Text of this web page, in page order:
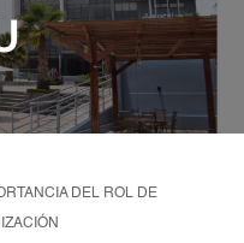
DEL ROL DE